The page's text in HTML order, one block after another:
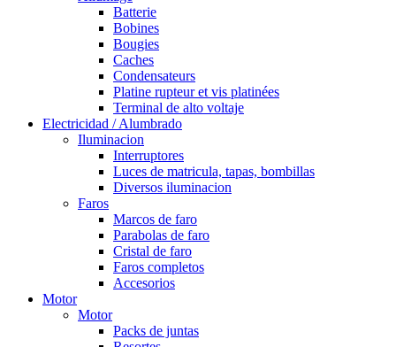
Batterie
Bobines
Bougies
Caches
Condensateurs
Platine rupteur et vis platinées
Terminal de alto voltaje
Electricidad / Alumbrado
Iluminacion
Interruptores
Luces de matricula, tapas, bombillas
Diversos iluminacion
Faros
Marcos de faro
Parabolas de faro
Cristal de faro
Faros completos
Accesorios
Motor
Motor
Packs de juntas